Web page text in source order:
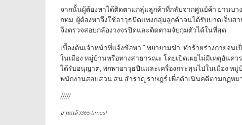
จากนั้นผู้ต้องหาได้ติดตามกลุ่มลูกค้าที่กลับจากศูนย์ค้า ย่านบ
กทม. ผู้ต้องหาจึงใช้อาวุธมีดแทงกลุ่มลูกค้าจนได้รับบาดเจ็บ
จึงตรวจสอบกล้องวงจรปิดและติดตามจับกุมตัวได้ในที่สุด
เบื้องต้นเจ้าหน้าที่แจ้งข้อหา “ พยายามฆ่า, ทำร้ายร่างกายจ
ในเมือง หมู่บ้านหรือทางสาธารณะ โดยเปิดเผยไม่มีเหตุอันค
ได้รับอนุญาต, พกพาอาวุธปืนและเครื่องกระสุนไปในเมือง ห
พนักงานสอบสวน สน.สำราญราษฎร์ เพื่อดำเนินคดีตามกฏหม
/////
อ่านแล้ว365 times!